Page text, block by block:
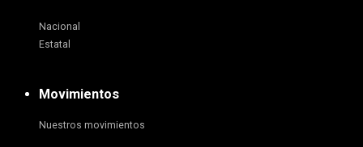
Nacional
Estatal
Movimientos
Nuestros movimientos